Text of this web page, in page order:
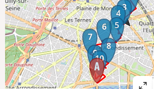
3
4
5
6
7
8
910